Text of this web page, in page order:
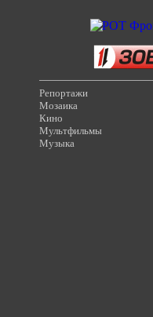
Репортажи
Мозаика
Кино
Мультфильмы
Музыка